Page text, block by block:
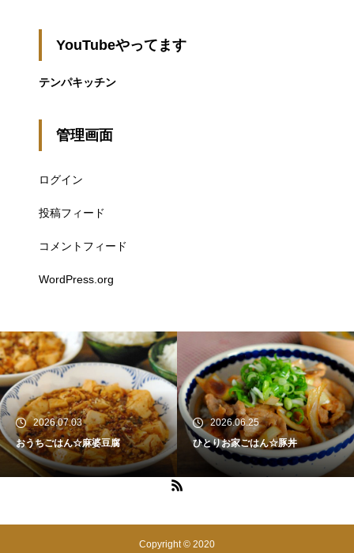
YouTubeやってます
テンパキッチン
管理画面
ログイン
投稿フィード
コメントフィード
WordPress.org
2026.07.03
おうちごはん☆麻婆豆腐
2026.06.25
ひとりお家ごはん☆豚丼
Copyright © 2020